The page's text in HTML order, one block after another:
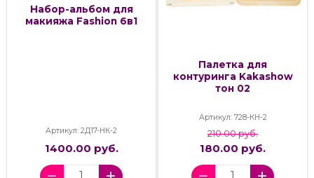
Набор-альбом для
макияжа Fashion 6в1
Артикул: 2Д17-НК-2
1400.00 руб.
Палетка для
контуринга Kakashow
тон 02
Артикул: 728-КН-2
210.00 руб.
180.00 руб.